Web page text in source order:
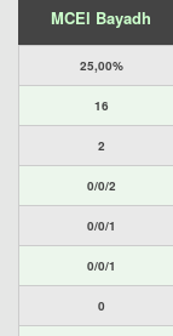
MCEl Bayadh
25,00%
16
2
0/0/2
0/0/1
0/0/1
0